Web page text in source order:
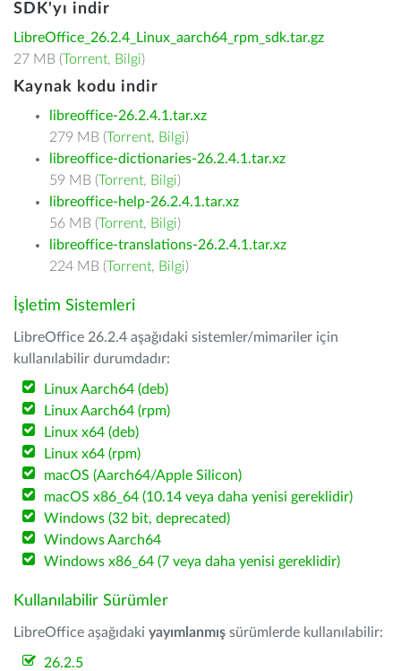
SDK'yı indir
LibreOffice_26.2.4_Linux_aarch64_rpm_sdk.tar.gz
27 MB (Torrent, Bilgi)
Kaynak kodu indir
libreoffice-26.2.4.1.tar.xz
279 MB (Torrent, Bilgi)
libreoffice-dictionaries-26.2.4.1.tar.xz
59 MB (Torrent, Bilgi)
libreoffice-help-26.2.4.1.tar.xz
56 MB (Torrent, Bilgi)
libreoffice-translations-26.2.4.1.tar.xz
224 MB (Torrent, Bilgi)
İşletim Sistemleri
LibreOffice 26.2.4 aşağıdaki sistemler/mimariler için
kullanılabilir durumdadır:
Linux Aarch64 (deb)
Linux Aarch64 (rpm)
Linux x64 (deb)
Linux x64 (rpm)
macOS (Aarch64/Apple Silicon)
macOS x86_64 (10.14 veya daha yenisi gereklidir)
Windows (32 bit, deprecated)
Windows Aarch64
Windows x86_64 (7 veya daha yenisi gereklidir)
Kullanılabilir Sürümler
LibreOffice aşağıdaki yayımlanmış sürümlerde kullanılabilir:
26.2.5